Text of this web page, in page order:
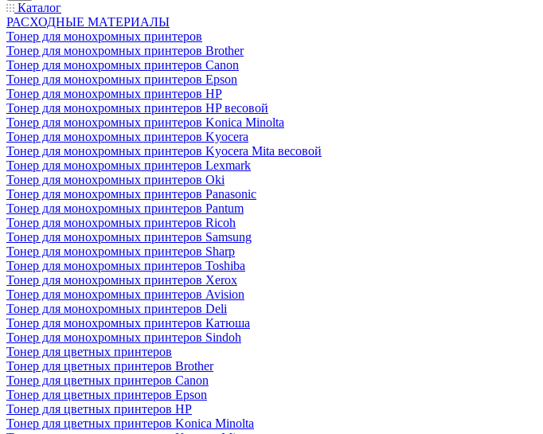
Каталог
РАСХОДНЫЕ МАТЕРИАЛЫ
Тонер для монохромных принтеров
Тонер для монохромных принтеров Brother
Тонер для монохромных принтеров Canon
Тонер для монохромных принтеров Epson
Тонер для монохромных принтеров HP
Тонер для монохромных принтеров HP весовой
Тонер для монохромных принтеров Konica Minolta
Тонер для монохромных принтеров Kyocera
Тонер для монохромных принтеров Kyocera Mita весовой
Тонер для монохромных принтеров Lexmark
Тонер для монохромных принтеров Oki
Тонер для монохромных принтеров Panasonic
Тонер для монохромных принтеров Pantum
Тонер для монохромных принтеров Ricoh
Тонер для монохромных принтеров Samsung
Тонер для монохромных принтеров Sharp
Тонер для монохромных принтеров Toshiba
Тонер для монохромных принтеров Xerox
Тонер для монохромных принтеров Avision
Тонер для монохромных принтеров Deli
Тонер для монохромных принтеров Катюша
Тонер для монохромных принтеров Sindoh
Тонер для цветных принтеров
Тонер для цветных принтеров Brother
Тонер для цветных принтеров Canon
Тонер для цветных принтеров Epson
Тонер для цветных принтеров HP
Тонер для цветных принтеров Konica Minolta